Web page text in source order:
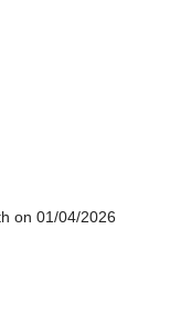
on 01/04/2026